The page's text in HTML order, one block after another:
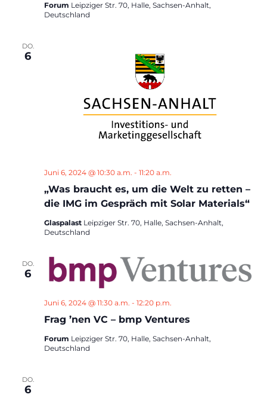
Forum Leipziger Str. 70, Halle, Sachsen-Anhalt,
Deutschland
DO.
6
„Was braucht es, um die Welt zu retten –
die IMG im Gespräch mit Solar Materials“
Juni 6, 2024 @ 10:30 a.m. - 11:20 a.m.
Glaspalast Leipziger Str. 70, Halle, Sachsen-Anhalt,
Deutschland
DO.
6
Frag ’nen VC – bmp Ventures
Juni 6, 2024 @ 11:30 a.m. - 12:20 p.m.
Forum Leipziger Str. 70, Halle, Sachsen-Anhalt,
Deutschland
DO.
6